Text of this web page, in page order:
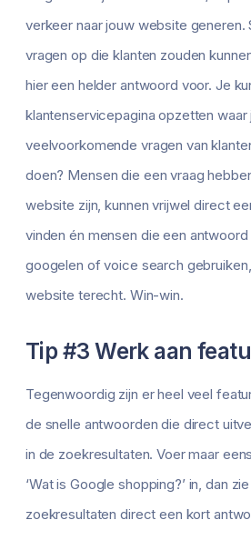
verkeer naar jouw website generen.
vragen op die klanten zouden
hier een helder antwoord voor. Je
klantenservicepagina opzetten
veelvoorkomende vragen van
doen? Mensen die een vraag
website zijn, kunnen vrijwel direct
vinden én mensen die een
googelen of voice search
website terecht. Win-win.
Tip #3 Werk aan
Tegenwoordig zijn er heel veel
de snelle antwoorden die direct
in de zoekresultaten. Voer maar
‘Wat is Google shopping?’ in, dan
zoekresultaten direct een kort